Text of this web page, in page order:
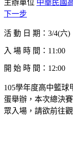
主辦單位 中華民國
下一步
活 動 日 期 ： 3/4(六)
入 場 時 間：11:00
開 始 時 間：12:00
105學年度高中籃球
蛋舉辦，本次總決
眾入場，請欲前往